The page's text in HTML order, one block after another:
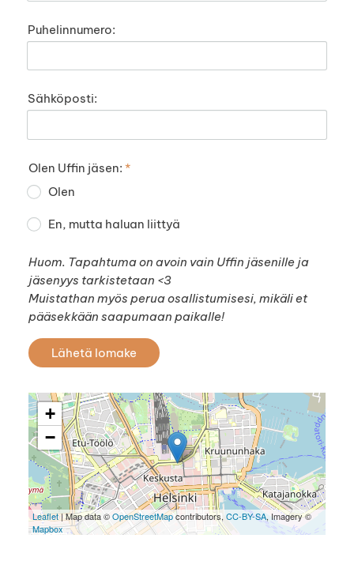
Puhelinnumero:
Sähköposti:
Olen Uffin jäsen: *
Olen
En, mutta haluan liittyä
Huom. Tapahtuma on avoin vain Uffin jäsenille ja
jäsenyys tarkistetaan <3
Muistathan myös perua osallistumisesi, mikäli et
pääsekkään saapumaan paikalle!
Lähetä lomake
+
−
Leaflet| Map data ©OpenStreetMapcontributors, CC-BY-SA, Imagery ©
Mapbox